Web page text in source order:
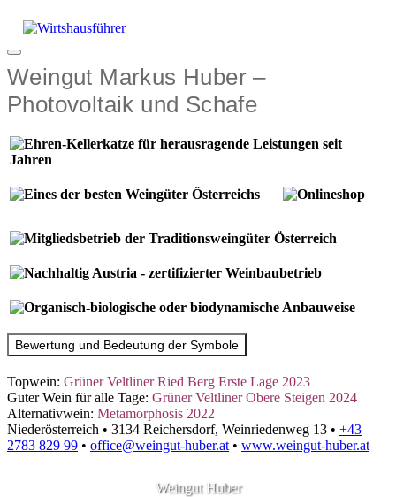
Inhalt
Menü
Weingut Markus Huber –
Photovoltaik und Schafe
Bewertung und Bedeutung der Symbole
Topwein: Grüner Veltliner Ried Berg Erste Lage 2023
Guter Wein für alle Tage: Grüner Veltliner Obere Steigen 2024
Alternativwein: Metamorphosis 2022
Niederösterreich • 3134 Reichersdorf, Weinriedenweg 13 • +43
2783 829 99 • office@weingut-huber.at • www.weingut-huber.at
Weingut Huber